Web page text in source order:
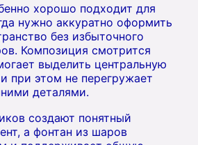
хорошо подходит для
нужно аккуратно оформить
без избыточного
Композиция смотрится
выделить центральную
при этом не перегружает
деталями.
создают понятный
а фонтан из шаров